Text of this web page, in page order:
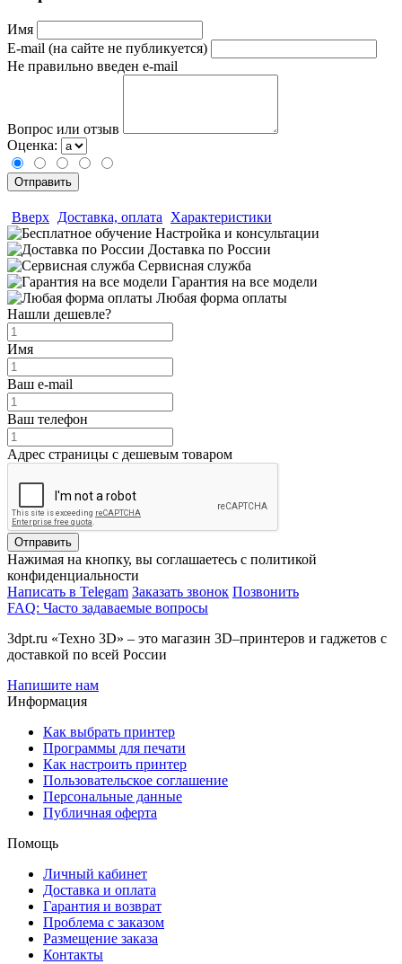
Имя
E-mail (на сайте не публикуется)
Не правильно введен e-mail
Вопрос или отзыв
Оценка:
Вверх Доставка, оплата
Характеристики
Настройка и консультации
Доставка по России
Сервисная служба
Гарантия на все модели
Любая форма оплаты
Нашли дешевле?
Имя
Ваш e-mail
Ваш телефон
Адрес страницы с дешевым товаром
Отправить
Нажимая на кнопку, вы соглашаетесь с политикой
конфиденциальности
Написать в Telegam Заказать звонок Позвонить
FAQ: Часто задаваемые вопросы
3dpt.ru «Техно 3D» – это магазин 3D–принтеров и гаджетов с
доставкой по всей России
Напишите нам
Информация
Как выбрать принтер
Программы для печати
Как настроить принтер
Пользовательское соглашение
Персональные данные
Публичная оферта
Помощь
Личный кабинет
Доставка и оплата
Гарантия и возврат
Проблема с заказом
Размещение заказа
Контакты